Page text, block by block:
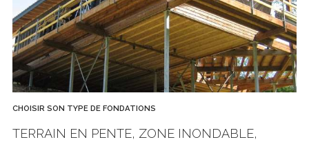
CHOISIR SON TYPE DE FONDATIONS
TERRAIN EN PENTE, ZONE INONDABLE,